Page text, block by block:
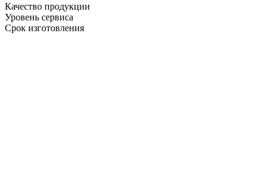
Качество продукции
Уровень сервиса
Срок изготовления